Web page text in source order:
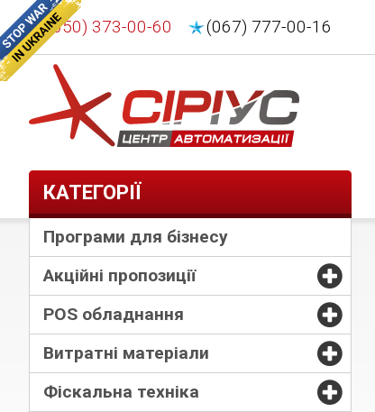
(050) 373-00-60 (067) 777-00-16
КАТЕГОРІЇ
Програми для бізнесу
Акційні пропозиції
POS обладнання
Витратні матеріали
Фіскальна техніка